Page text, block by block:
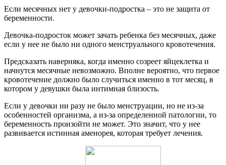
Если месячных нет у девочки-подростка – это не защита от
беременности.
Девочка-подросток может зачать ребенка без месячных, даже
если у нее не было ни одного менструального кровотечения.
Предсказать наверняка, когда именно созреет яйцеклетка и
начнутся месячные невозможно. Вполне вероятно, что первое
кровотечение должно было случиться именно в тот месяц, в
котором у девушки была интимная близость.
Если у девочки ни разу не было менструации, но не из-за
особенностей организма, а из-за определенной патологии, то
беременность произойти не может. Это значит, что у нее
развивается истинная аменорея, которая требует лечения.